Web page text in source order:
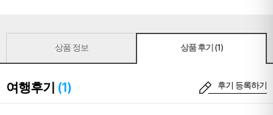
상품 정보 상품 후기(1)
여행후기 (1) 후기 등록하기